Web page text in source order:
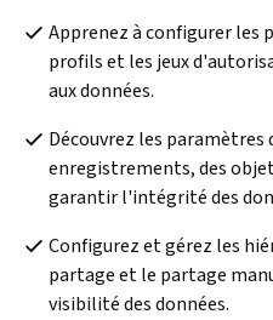
Apprenez à configurer les
profils et les jeux
aux données.
Découvrez les paramètres
enregistrements, des
garantir l'intégrité des
Configurez et gérez les
partage et le partage
visibilité des données.